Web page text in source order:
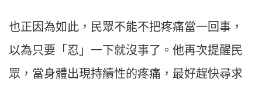
也正因為如此，民眾不能不把疼痛當一回事，
以為只要「忍」一下就沒事了。他再次提醒民
眾，當身體出現持續性的疼痛，最好趕快尋求